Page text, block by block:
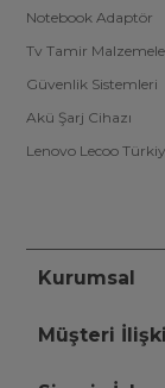
Notebook Adaptör
Tv Tamir
Güvenlik Sistemleri
Akü Şarj Cihazı
Lenovo Lecoo
Kurumsal
Müşteri